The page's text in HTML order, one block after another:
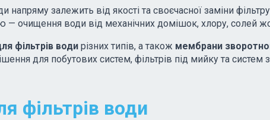
напряму залежить від якості та своєчасної заміни
очищення води від механічних домішок, хлору, солей
фільтрів води різних типів, а також мембрани
для побутових систем, фільтрів під мийку та систем
фільтрів води